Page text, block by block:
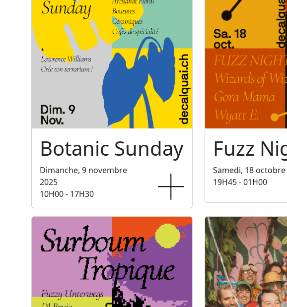
Botanic Sunday
Dimanche, 9 novembre
2025
10H00 - 17H30
Fuzz
Samedi, 18 octobre
19H45 - 01H00